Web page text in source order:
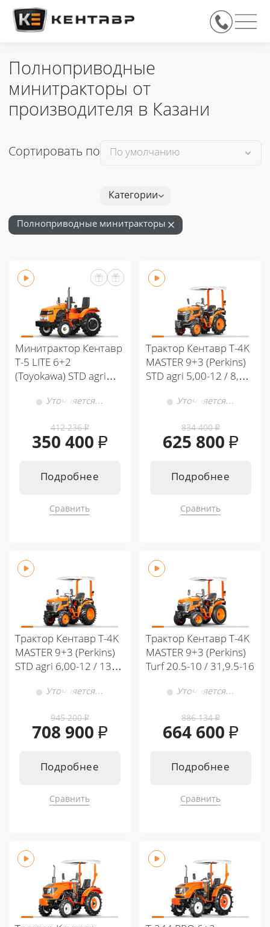
Полноприводные
минитракторы от
производителя в Казани
Сортировать по
Категории
Полноприводные минитракторы
Минитрактор Кентавр
Т-5 LITE 6+2
(Toyokawa) STD agri
(фреза/плуг)Уточняется…
412 236₽
350 400 ₽
Подробнее
Сравнить
Трактор Кентавр Т-4K
MASTER 9+3 (Perkins)
STD agri 5,00-12 / 8,00-
Уточняется…
834 400₽
625 800 ₽
Подробнее
Сравнить
Трактор Кентавр Т-4K
MASTER 9+3 (Perkins)
STD agri 6,00-12 / 13,6-
Уточняется…
945 200₽
708 900 ₽
Подробнее
Сравнить
Трактор Кентавр Т-4K
MASTER 9+3 (Perkins)
Turf 20.5-10 / 31,9.5-16
Уточняется…
886 134₽
664 600 ₽
Подробнее
Сравнить